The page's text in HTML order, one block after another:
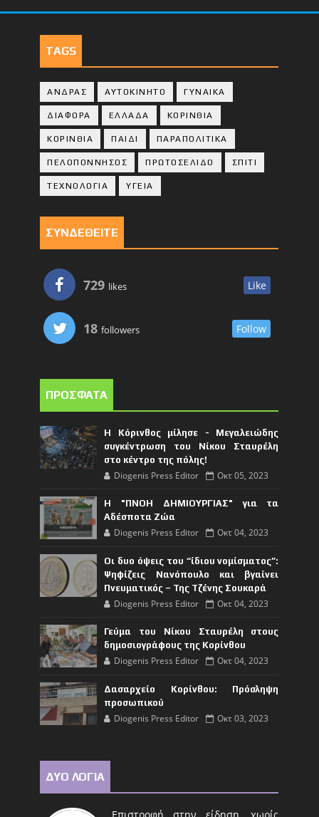
TAGS
ΑΝΔΡΑΣ ΑΥΤΟΚΙΝΗΤΟ ΓΥΝΑΙΚΑ
ΔΙΑΦΟΡΑ ΕΛΛΑΔΑ ΚΟΡΙΝΘΙΑ
ΚΟΡΙΝΘΙA ΠΑΙΔΙ ΠΑΡΑΠΟΛΙΤΙΚΑ
ΠΕΛΟΠΟΝΝΗΣΟΣ ΠΡΩΤΟΣΕΛΙΔΟ ΣΠΙΤΙ
ΤΕΧΝΟΛΟΓΙΑ ΥΓΕΙΑ
ΣΥΝΔΕΘΕΙΤΕ
729 likes Like
18 followers Follow
ΠΡΟΣΦΑΤΑ
Η Κόρινθος μίλησε - Μεγαλειώδης
συγκέντρωση του Νίκου Σταυρέλη
στο κέντρο της πόλης!
Diogenis Press Editor Οκτ 05, 2023
Η "ΠΝΟΗ ΔΗΜΙΟΥΡΓΙΑΣ" για τα
Αδέσποτα Ζώα
Diogenis Press Editor Οκτ 04, 2023
Οι δυο όψεις του “ίδιου νομίσματος”:
Ψηφίζεις Νανόπουλο και βγαίνει
Πνευματικός – Της Τζένης Σουκαρά
Diogenis Press Editor Οκτ 04, 2023
Γεύμα του Νίκου Σταυρέλη στους
δημοσιογράφους της Κορίνθου
Diogenis Press Editor Οκτ 04, 2023
Δασαρχείο Κορίνθου: Πρόσληψη
προσωπικού
Diogenis Press Editor Οκτ 03, 2023
ΔΥΟ ΛΟΓΙΑ
Επιστροφή στην είδηση, χωρίς